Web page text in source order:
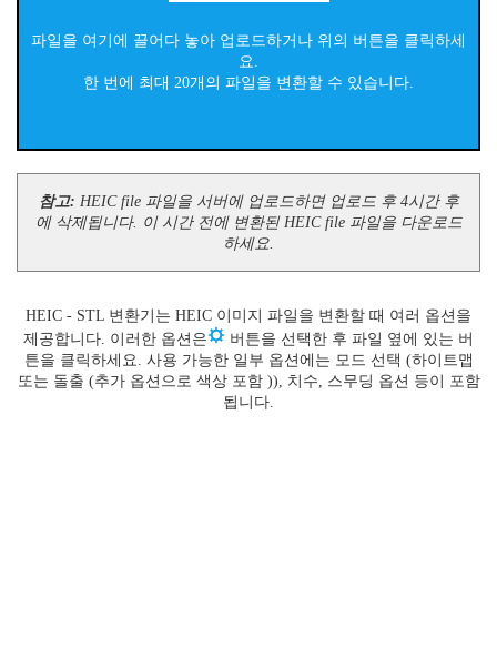
파일을 여기에 끌어다 놓아 업로드하거나 위의 버튼을 클릭하세
요.
한 번에 최대 20개의 파일을 변환할 수 있습니다.
참고: HEIC file 파일을 서버에 업로드하면 업로드 후 4시간 후
에 삭제됩니다. 이 시간 전에 변환된 HEIC file 파일을 다운로드
하세요.
HEIC - STL 변환기는 HEIC 이미지 파일을 변환할 때 여러 옵션을
제공합니다. 이러한 옵션은
버튼을 선택한 후 파일 옆에 있는 버
튼을 클릭하세요. 사용 가능한 일부 옵션에는 모드 선택 (하이트맵
또는 돌출 (추가 옵션으로 색상 포함 )), 치수, 스무딩 옵션 등이 포함
됩니다.